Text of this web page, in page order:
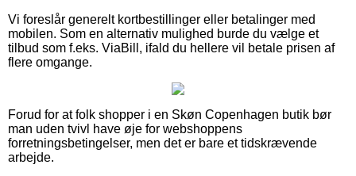
Vi foreslår generelt kortbestillinger eller betalinger med
mobilen. Som en alternativ mulighed burde du vælge et
tilbud som f.eks. ViaBill, ifald du hellere vil betale prisen af
flere omgange.
Forud for at folk shopper i en Skøn Copenhagen butik bør
man uden tvivl have øje for webshoppens
forretningsbetingelser, men det er bare et tidskrævende
arbejde.